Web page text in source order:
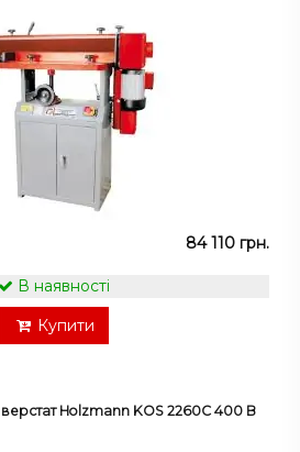
84 110 грн.
В наявності
Купити
Holzmann KOS 2260C 400 В